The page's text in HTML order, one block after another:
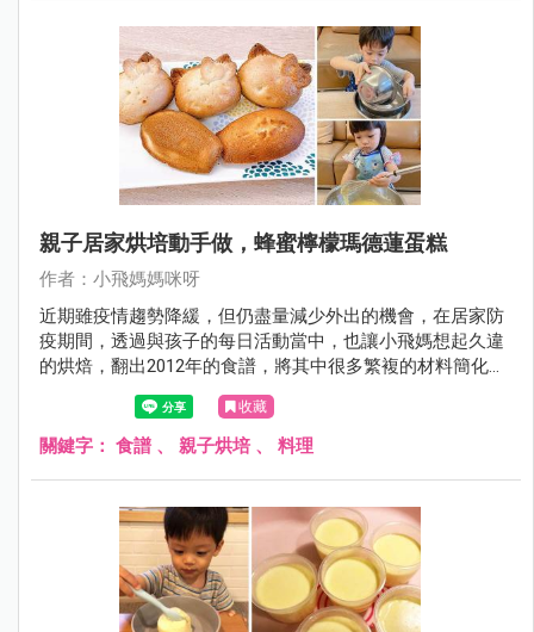
親子居家烘培動手做，蜂蜜檸檬瑪德蓮蛋糕
作者：小飛媽媽咪呀
近期雖疫情趨勢降緩，但仍盡量減少外出的機會，在居家防
疫期間，透過與孩子的每日活動當中，也讓小飛媽想起久違
的烘焙，翻出2012年的食譜，將其中很多繁複的材料簡化成
居家可得的食材，並且將步驟簡化很多，雖然成品並非完美
的瑪德蓮，但過程卻是凝聚親子感情的好時光。
收藏
關鍵字： 食譜 、 親子烘培 、 料理